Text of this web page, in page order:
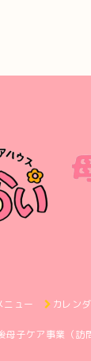
ニュー カレン
母子ケア事業（訪